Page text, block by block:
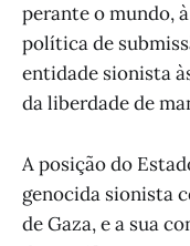
perante o mundo,
política de
entidade sionista
da liberdade de
A posição do
genocida sionista
de Gaza, e a sua